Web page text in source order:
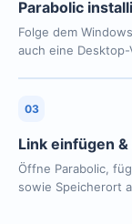
Parabolic
Folge dem
auch eine
03
Link einfügen
Öffne Parabolic,
sowie Speicherort